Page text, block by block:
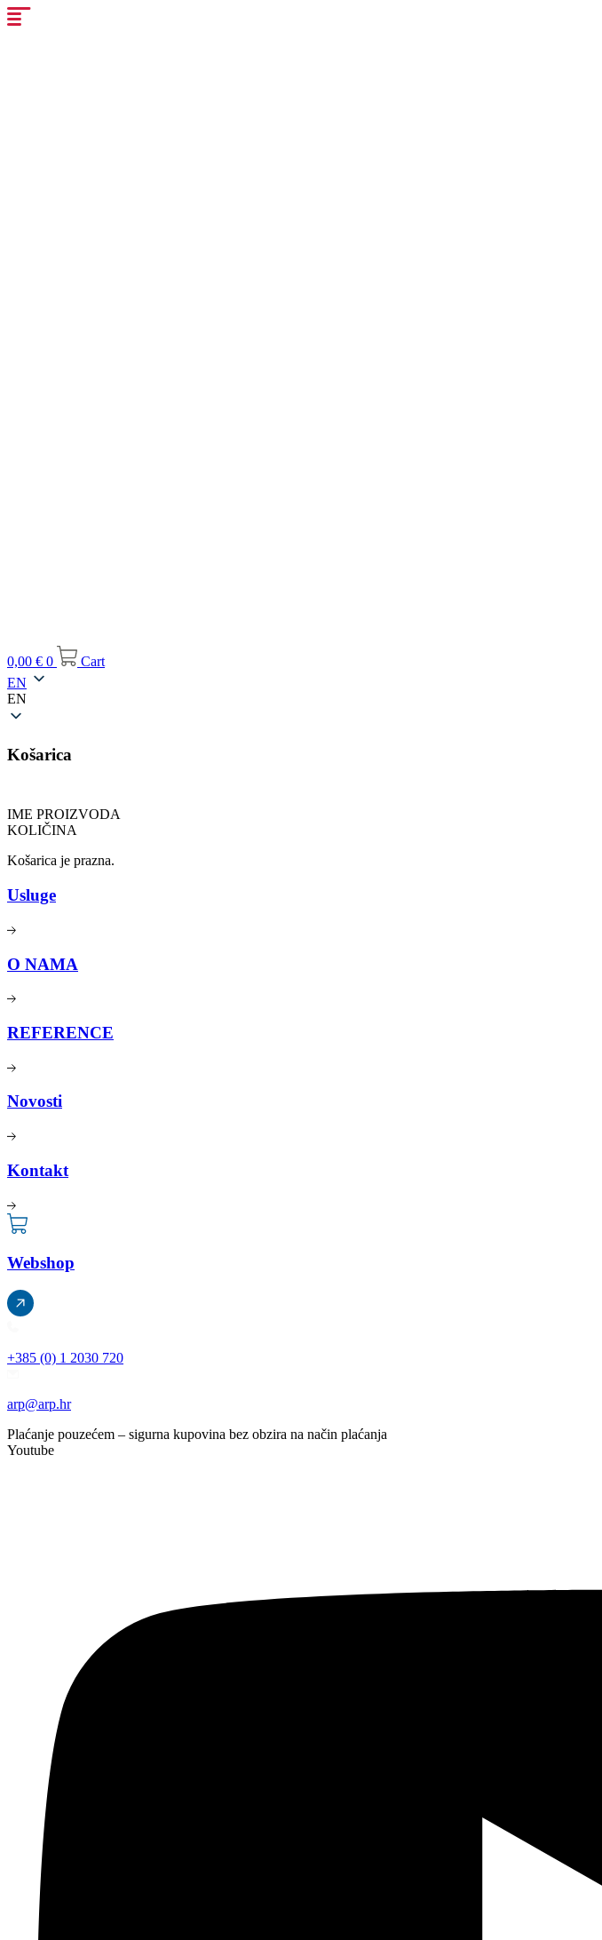
Skip
to
0,00 € 0
Cart
EN
EN
Košarica
IME PROIZVODA
KOLIČINA
Košarica je prazna.
Usluge
O NAMA
REFERENCE
Novosti
Kontakt
Webshop
+385 (0) 1 2030 720
arp@arp.hr
Plaćanje pouzećem – sigurna kupovina bez obzira na način plaćanja
Youtube